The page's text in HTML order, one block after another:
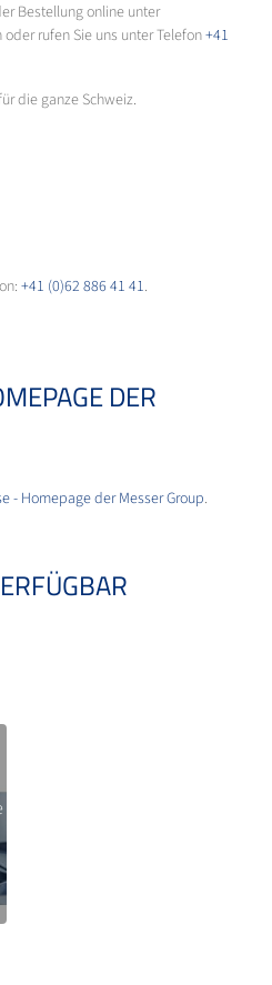
Bestellung online unter
rufen Sie uns unter Telefon+41
die ganze Schweiz.
+41 (0)62 886 41 41.
DER
- Homepage der Messer Group.